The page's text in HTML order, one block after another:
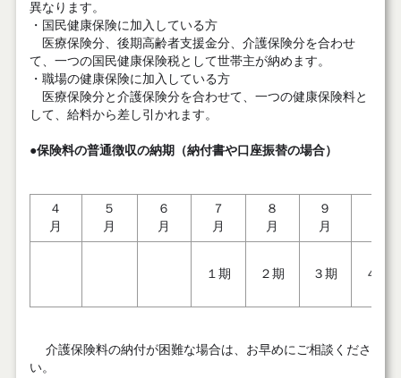
異なります。
・国民健康保険に加入している方
医療保険分、後期高齢者支援金分、介護保険分を合わせ
て、一つの国民健康保険税として世帯主が納めます。
・職場の健康保険に加入している方
医療保険分と介護保険分を合わせて、一つの健康保険料と
して、給料から差し引かれます。
●保険料の普通徴収の納期（納付書や口座振替の場合）
４
月
５
月
６
月
７
月
８
月
９
月
１期 ２期 ３期 ４期
介護保険料の納付が困難な場合は、お早めにご相談くださ
い。